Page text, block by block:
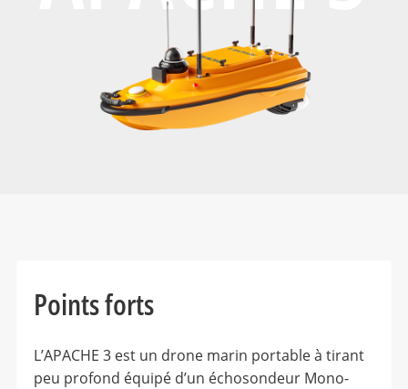
Points forts
L’APACHE 3 est un drone marin portable à tirant
peu profond équipé d’un échosondeur Mono-